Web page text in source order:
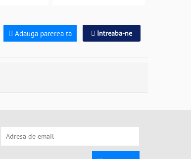
Adauga parerea ta Intreaba-ne